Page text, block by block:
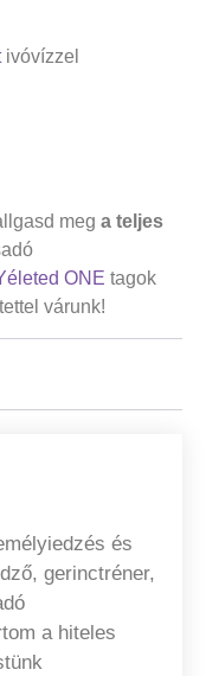
ivóvízzel
meg a teljes
ONE tagok
várunk!
és
gerinctréner,
a hiteles